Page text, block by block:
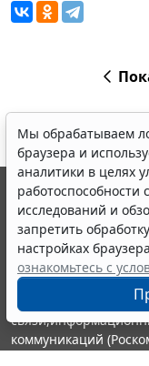
Мы обрабатываем
браузера и
аналитики в целях
работоспособности
исследований и
запретить
настройках
ознакомьтесь с
© ООО "НПП
выпускается с 1990
являются
информации ГАРАНТ.
Портал ГАРАНТ.РУ
издания
коммуникаций